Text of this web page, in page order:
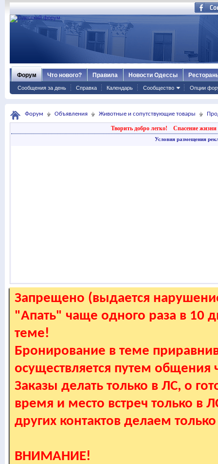
Форум
Сообщения за день Справка Календарь Сообщество Опции
Что нового? Правила Новости Одессы
Форум Объявления Животные и сопутствующие товары
Творить добро легко! Спасение жизни
Условия размещения
Запрещено (выдается
"Апать" чаще одного раза в 10
теме!
Бронирование в теме
осуществляется путем
Заказы делать только в ЛС, о
время и место встреч только в
других контактов делаем
ВНИМАНИЕ!